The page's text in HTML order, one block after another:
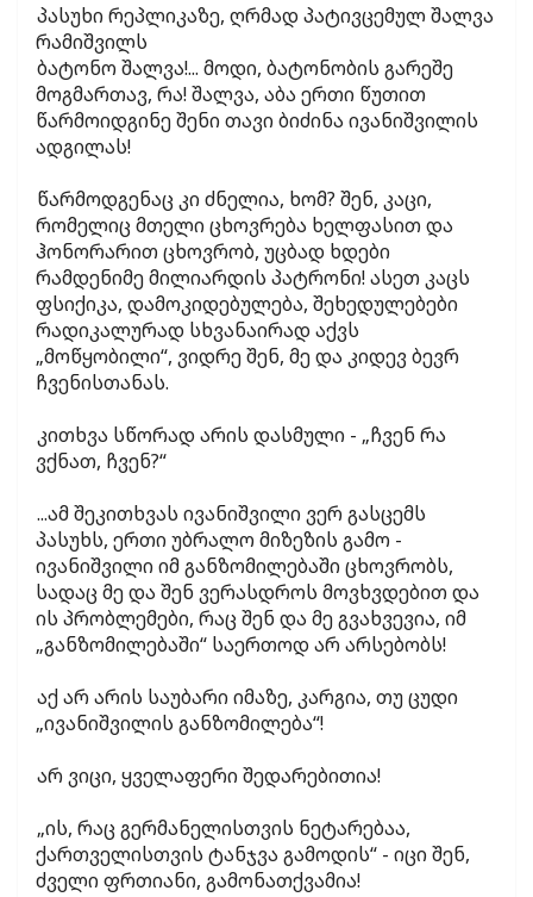
პასუხი რეპლიკაზე, ღრმად პატივცემულ შალვა
რამიშვილს
ბატონო შალვა!... მოდი, ბატონობის გარეშე
მოგმართავ, რა! შალვა, აბა ერთი წუთით
წარმოიდგინე შენი თავი ბიძინა ივანიშვილის
ადგილას!
წარმოდგენაც კი ძნელია, ხომ? შენ, კაცი,
რომელიც მთელი ცხოვრება ხელფასით და
ჰონორარით ცხოვრობ, უცბად ხდები
რამდენიმე მილიარდის პატრონი! ასეთ კაცს
ფსიქიკა, დამოკიდებულება, შეხედულებები
რადიკალურად სხვანაირად აქვს
„მოწყობილი“, ვიდრე შენ, მე და კიდევ ბევრ
ჩვენისთანას.
კითხვა სწორად არის დასმული - „ჩვენ რა
ვქნათ, ჩვენ?“
...ამ შეკითხვას ივანიშვილი ვერ გასცემს
პასუხს, ერთი უბრალო მიზეზის გამო -
ივანიშვილი იმ განზომილებაში ცხოვრობს,
სადაც მე და შენ ვერასდროს მოვხვდებით და
ის პრობლემები, რაც შენ და მე გვახვევია, იმ
„განზომილებაში“ საერთოდ არ არსებობს!
აქ არ არის საუბარი იმაზე, კარგია, თუ ცუდი
„ივანიშვილის განზომილება“!
არ ვიცი, ყველაფერი შედარებითია!
„ის, რაც გერმანელისთვის ნეტარებაა,
ქართველისთვის ტანჯვა გამოდის“ - იცი შენ,
ძველი ფრთიანი, გამონათქვამია!